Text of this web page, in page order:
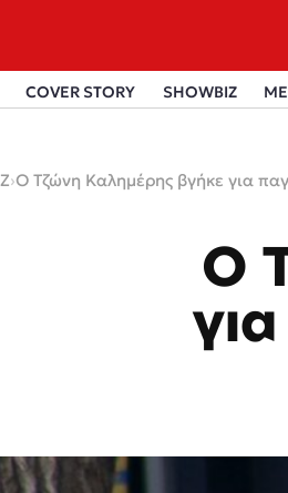
COVER STORY SHOWBIZ
›Ο Τζώνη Καλημέρης βγήκε για
Ο